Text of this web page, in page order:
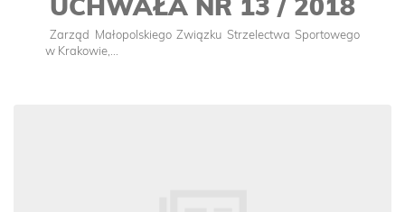
UCHWAŁA NR 13 / 2018
Zarząd Małopolskiego Związku Strzelectwa Sportowego
w Krakowie,...